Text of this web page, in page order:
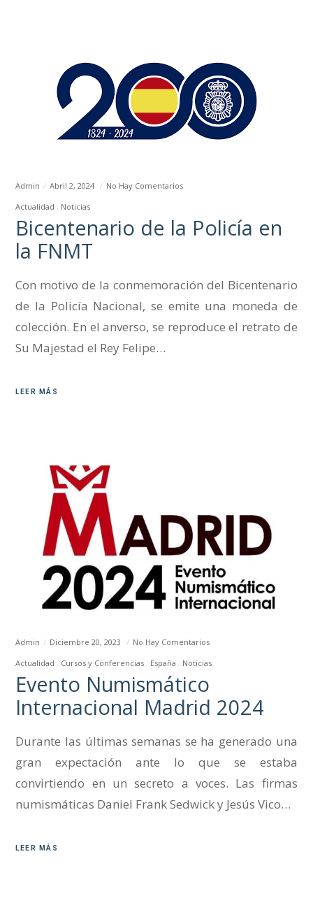
Admin Abril 2, 2024
No Hay Comentarios
Actualidad
Noticias
Bicentenario de la Policía en
la FNMT
Con motivo de la conmemoración del Bicentenario
de la Policía Nacional, se emite una moneda de
colección. En el anverso, se reproduce el retrato de
Su Majestad el Rey Felipe…
LEER MÁS
Admin Diciembre 20, 2023
No Hay Comentarios
Actualidad
Cursos y Conferencias España Noticias
Evento Numismático
Internacional Madrid 2024
Durante las últimas semanas se ha generado una
gran expectación ante lo que se estaba
convirtiendo en un secreto a voces. Las firmas
numismáticas Daniel Frank Sedwick y Jesús Vico…
LEER MÁS